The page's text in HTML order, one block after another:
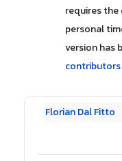
requires
personal
version has
contributors
Florian Dal Fitto